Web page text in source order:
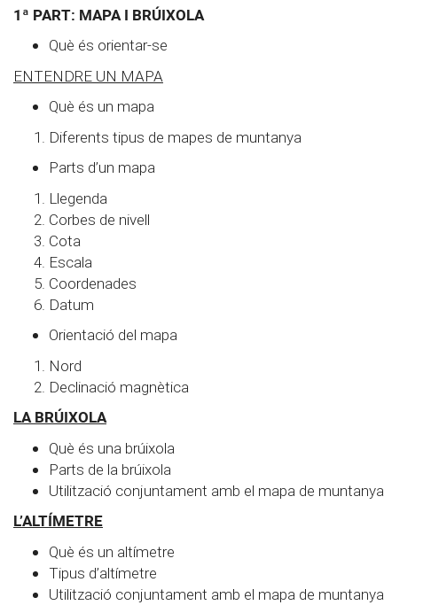
1ª PART: MAPA I BRÚIXOLA
Què és orientar-se
ENTENDRE UN MAPA
Què és un mapa
Diferents tipus de mapes de muntanya
Parts d’un mapa
Llegenda
Corbes de nivell
Cota
Escala
Coordenades
Datum
Orientació del mapa
Nord
Declinació magnètica
LA BRÚIXOLA
Què és una brúixola
Parts de la brúixola
Utilització conjuntament amb el mapa de muntanya
L’ALTÍMETRE
Què és un altímetre
Tipus d’altímetre
Utilització conjuntament amb el mapa de muntanya